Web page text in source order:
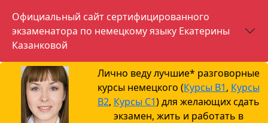
Официальный сайт сертифицированного
экзаменатора по немецкому языку Екатерины
Казанковой
Лично веду лучшие* разговорные
курсы немецкого (Курсы B1, Курсы
B2, Курсы С1) для желающих сдать
экзамен, жить и работать в